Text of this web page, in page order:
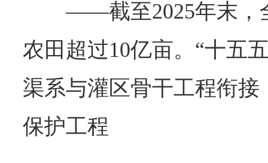
——截至2025年末，
农田超过10亿亩。“十五
渠系与灌区骨干工程衔
保护工程